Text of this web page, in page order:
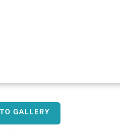
GALLERY